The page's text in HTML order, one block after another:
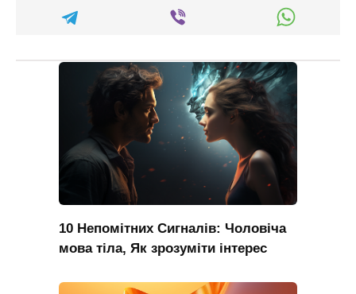
10 Непомітних Сигналів: Чоловіча
мова тіла, Як зрозуміти інтерес